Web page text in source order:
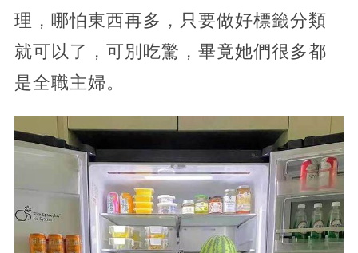
理，哪怕東西再多，只要做好標籤分類
就可以了，可別吃驚，畢竟她們很多都
是全職主婦。